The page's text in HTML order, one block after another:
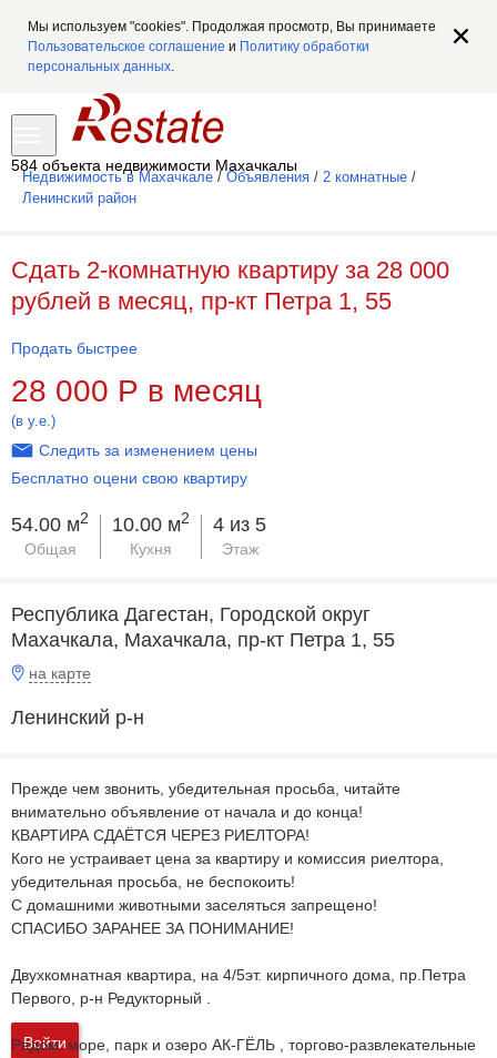
Мы используем "cookies". Продолжая просмотр, Вы принимаете
Пользовательское соглашение и Политику обработки
персональных данных.
584 объекта недвижимости Махачкалы
Войти
Недвижимость в Махачкале / Объявления / 2 комнатные /
Ленинский район
Сдать 2-комнатную квартиру за 28 000
рублей в месяц, пр-кт Петра 1, 55
Продать быстрее
28 000 Р в месяц
(в у.е.)
Следить за изменением цены
Бесплатно оцени свою квартиру
54.00 м2
Общая
10.00 м2
Кухня
4 из 5
Этаж
Республика Дагестан, Городской округ
Махачкала, Махачкала, пр-кт Петра 1, 55
на карте
Ленинский р-н
Прежде чем звонить, убедительная просьба, читайте
внимательно объявление от начала и до конца!
КВАРТИРА СДАЁТСЯ ЧЕРЕЗ РИЕЛТОРА!
Кого не устраивает цена за квартиру и комиссия риелтора,
убедительная просьба, не беспокоить!
С домашними животными заселяться запрещено!
СПАСИБО ЗАРАНЕЕ ЗА ПОНИМАНИЕ!
Двухкомнатная квартира, на 4/5эт. кирпичного дома, пр.Петра
Первого, р-н Редукторный .
Рядом: море, парк и озеро АК-ГЁЛЬ , торгово-развлекательные